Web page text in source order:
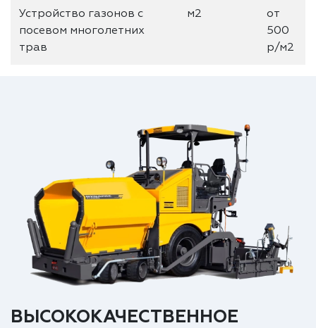
Устройство газонов с
посевом многолетних
трав
м2
от
500
р/м2
ВЫСОКОКАЧЕСТВЕННОЕ